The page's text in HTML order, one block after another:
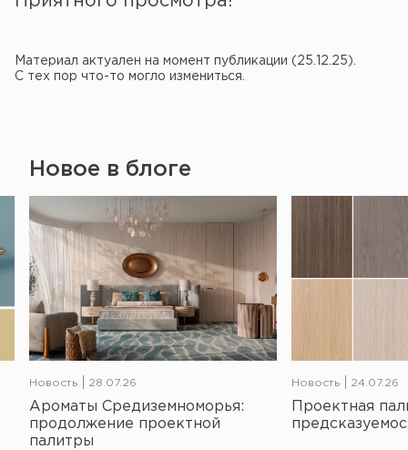
Материал актуален на момент публикации (25.12.25).
С тех пор что-то могло измениться.
Новое в блоге
Новость 28.07.26
Ароматы Средиземноморья:
продолжение проектной
палитры
Новость 24.07.26
Проектная